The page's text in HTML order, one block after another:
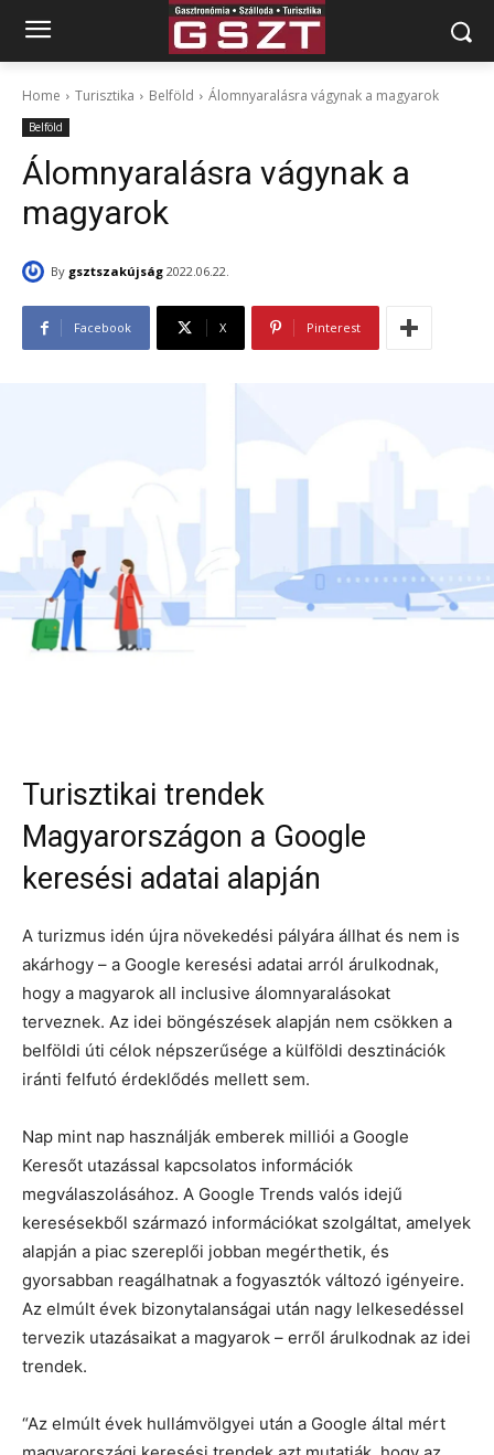
Home Turisztika Belföld Álomnyaralásra vágynak a magyarok
Belföld
Álomnyaralásra vágynak a
magyarok
By gsztszakújság 2022.06.22.
Facebook X Pinterest
Turisztikai trendek
Magyarországon a Google
keresési adatai alapján
A turizmus idén újra növekedési pályára állhat és nem is
akárhogy – a Google keresési adatai arról árulkodnak,
hogy a magyarok all inclusive álomnyaralásokat
terveznek. Az idei böngészések alapján nem csökken a
belföldi úti célok népszerűsége a külföldi desztinációk
iránti felfutó érdeklődés mellett sem.
Nap mint nap használják emberek milliói a Google
Keresőt utazással kapcsolatos információk
megválaszolásához. A Google Trends valós idejű
keresésekből származó információkat szolgáltat, amelyek
alapján a piac szereplői jobban megérthetik, és
gyorsabban reagálhatnak a fogyasztók változó igényeire.
Az elmúlt évek bizonytalanságai után nagy lelkesedéssel
tervezik utazásaikat a magyarok – erről árulkodnak az idei
trendek.
“Az elmúlt évek hullámvölgyei után a Google által mért